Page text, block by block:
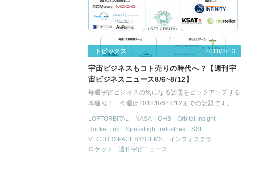
トピックス 2018/8/13
宇宙ビジネスもコト売りの時代へ？【週刊宇
宙ビジネスニュース8/6~8/12】
毎週宇宙ビジネスの気になる話題をピックアップする
本連載！ 今週は2018/8/6~8/12までの話題です。
LOFTORBITAL NASA OHB
Orbital Insight
Rocket Lab
Spaceflight industries
SSL
VECTORSPACESYSTEMS
インフォステラ
ロケット
週刊宇宙ニュース